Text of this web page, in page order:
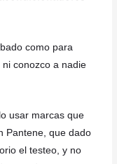
como para
conozco a nadie
usar marcas que
Pantene, que dado
el testeo, y no